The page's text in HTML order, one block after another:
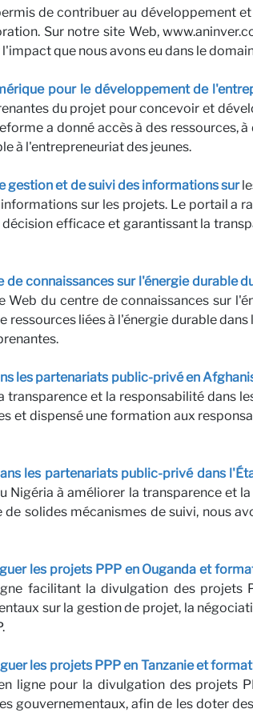
de contribuer au développement
Sur notre site Web,
que nous avons eu dans le
pour le développement de
du projet pour concevoir et
a donné accès à des ressources,
à l'entrepreneuriat des jeunes.
gestion et de suivi des informations sur
sur les projets. Le portail a
efficace et garantissant la
connaissances sur l'énergie durable
du centre de connaissances sur
liées à l'énergie durable
les partenariats public-privé en
et la responsabilité dans
et dispensé une formation aux
les partenariats public-privé dans
à améliorer la transparence et
solides mécanismes de suivi, nous
les projets PPP en Ouganda et
facilitant la divulgation des projets
sur la gestion de projet, la
les projets PPP en Tanzanie et
ligne pour la divulgation des projets
gouvernementaux, afin de les doter